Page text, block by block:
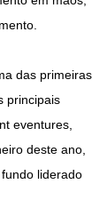
das primeiras
principais
eventures,
deste ano,
liderado